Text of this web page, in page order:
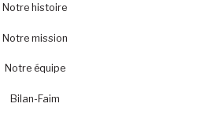
Notre histoire
Notre mission
Notre équipe
Bilan-Faim